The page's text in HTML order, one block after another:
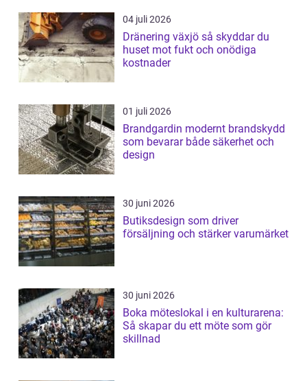
04 juli 2026
Dränering växjö så skyddar du
huset mot fukt och onödiga
kostnader
01 juli 2026
Brandgardin modernt brandskydd
som bevarar både säkerhet och
design
30 juni 2026
Butiksdesign som driver
försäljning och stärker varumärket
30 juni 2026
Boka möteslokal i en kulturarena:
Så skapar du ett möte som gör
skillnad